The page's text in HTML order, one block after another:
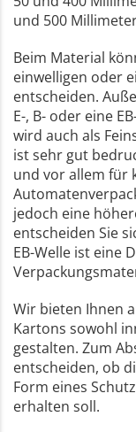
und 500
Beim Material
einwelligen oder
entscheiden.
E-, B- oder eine
wird auch als
ist sehr gut
und vor allem für
jedoch eine
entscheiden Sie
EB-Welle ist eine
Wir bieten Ihnen
Kartons sowohl
gestalten. Zum
entscheiden, ob
Form eines
erhalten soll.